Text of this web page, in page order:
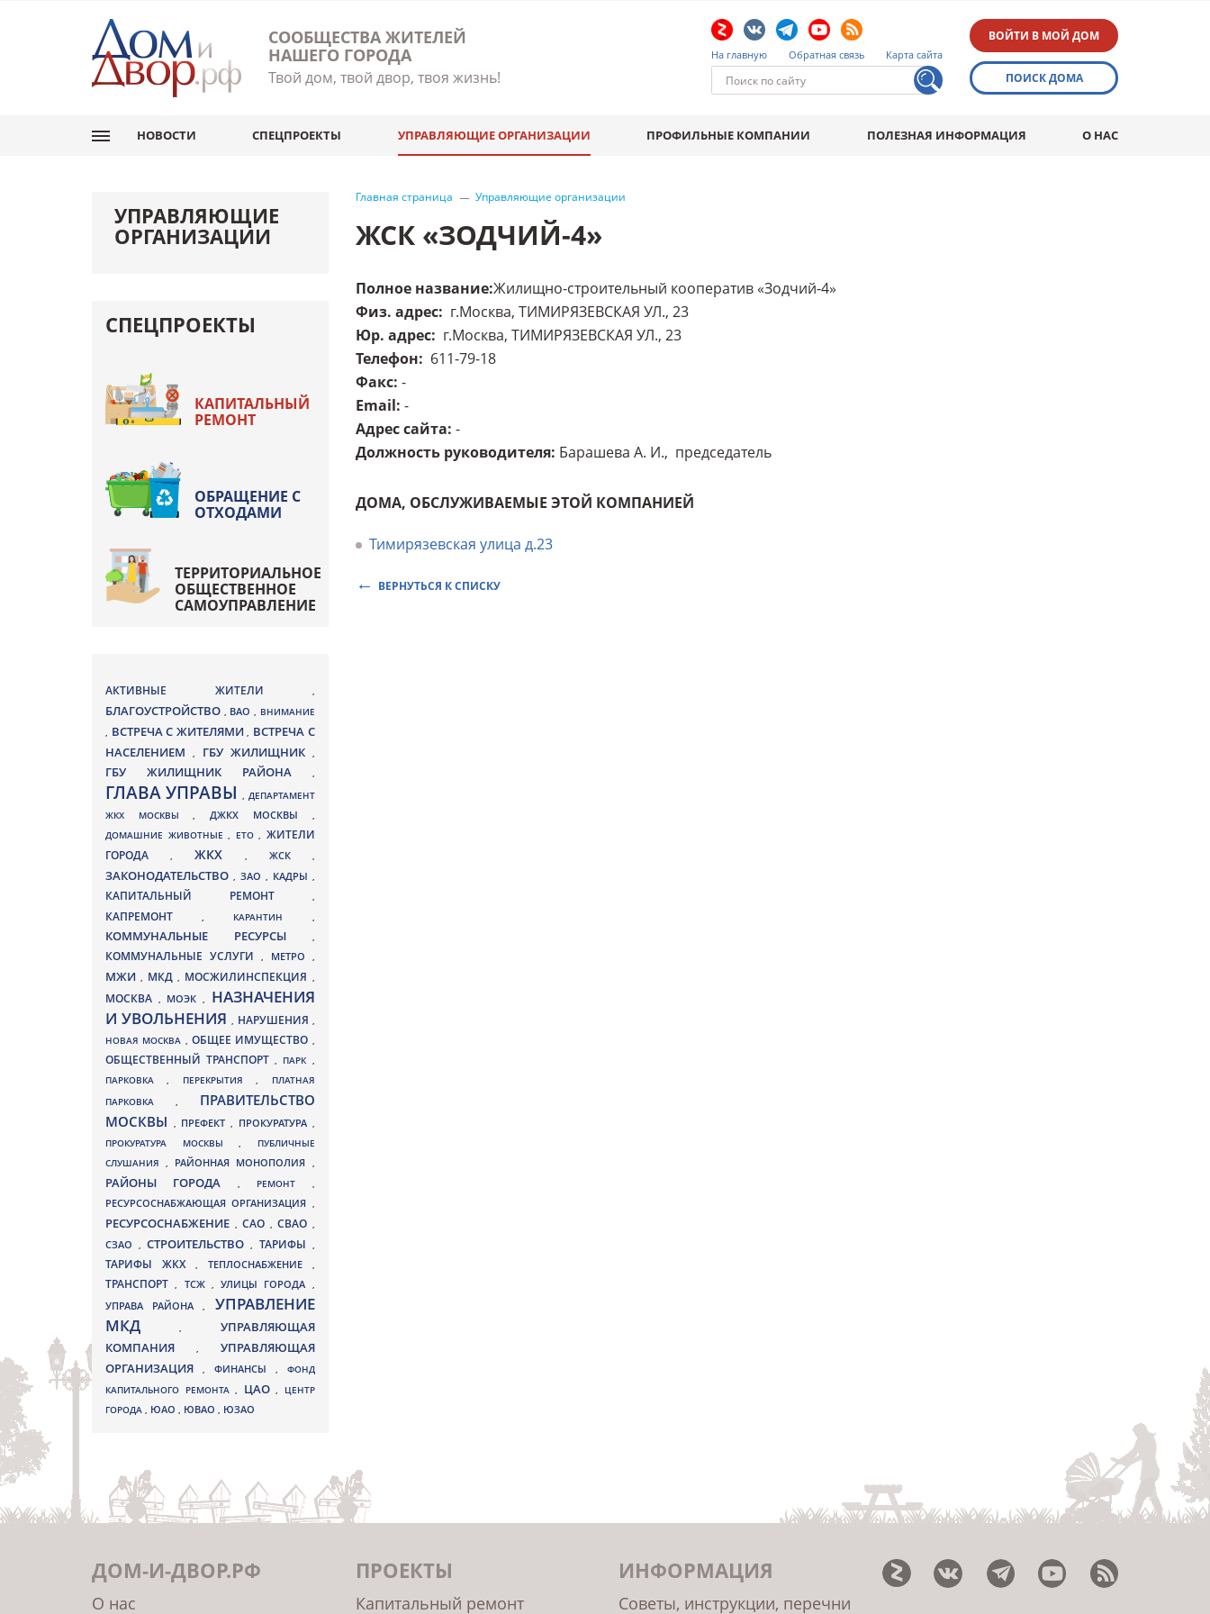
СООБЩЕСТВА ЖИТЕЛЕЙ
НАШЕГО ГОРОДА
Твой дом, твой двор, твоя жизнь!
На главную Обратная связь Карта сайта
ВОЙТИ В МОЙ ДОМ
ПОИСК ДОМА
НОВОСТИ СПЕЦПРОЕКТЫ УПРАВЛЯЮЩИЕ ОРГАНИЗАЦИИ ПРОФИЛЬНЫЕ КОМПАНИИ ПОЛЕЗНАЯ ИНФОРМАЦИЯ О НАС
Главная страница Управляющие организации
ЖСК «ЗОДЧИЙ-4»
Полное название:Жилищно-строительный кооператив «Зодчий-4»
Физ. адрес: г.Москва, ТИМИРЯЗЕВСКАЯ УЛ., 23
Юр. адрес: г.Москва, ТИМИРЯЗЕВСКАЯ УЛ., 23
Телефон: 611-79-18
Факс: -
Email: -
Адрес сайта: -
Должность руководителя: Барашева А. И., председатель
ДОМА, ОБСЛУЖИВАЕМЫЕ ЭТОЙ КОМПАНИЕЙ
Тимирязевская улица д.23
ВЕРНУТЬСЯ К СПИСКУ
УПРАВЛЯЮЩИЕ
ОРГАНИЗАЦИИ
СПЕЦПРОЕКТЫ
КАПИТАЛЬНЫЙ
РЕМОНТ
ОБРАЩЕНИЕ С
ОТХОДАМИ
ТЕРРИТОРИАЛЬНОЕ
ОБЩЕСТВЕННОЕ
САМОУПРАВЛЕНИЕ
АКТИВНЫЕ ЖИТЕЛИ ,
БЛАГОУСТРОЙСТВО , ВАО , ВНИМАНИЕ
, ВСТРЕЧА С ЖИТЕЛЯМИ, ВСТРЕЧА С
НАСЕЛЕНИЕМ
, ГБУ ЖИЛИЩНИК ,
ГБУ ЖИЛИЩНИК РАЙОНА ,
ГЛАВА УПРАВЫ, ДЕПАРТАМЕНТ
ЖКХ МОСКВЫ,ДЖКХ МОСКВЫ ,
ДОМАШНИЕ ЖИВОТНЫЕ , ЕТО , ЖИТЕЛИ
ГОРОДА
, ЖКХ , ЖСК ,
ЗАКОНОДАТЕЛЬСТВО , ЗАО , КАДРЫ ,
КАПИТАЛЬНЫЙ РЕМОНТ ,
КАПРЕМОНТ , КАРАНТИН ,
КОММУНАЛЬНЫЕ РЕСУРСЫ ,
КОММУНАЛЬНЫЕ УСЛУГИ , МЕТРО ,
МЖИ, МКД , МОСЖИЛИНСПЕКЦИЯ ,
МОСКВА , МОЭК ,
НАЗНАЧЕНИЯ
И УВОЛЬНЕНИЯ , НАРУШЕНИЯ ,
НОВАЯ МОСКВА , ОБЩЕЕ ИМУЩЕСТВО ,
ОБЩЕСТВЕННЫЙ ТРАНСПОРТ, ПАРК ,
ПАРКОВКА, ПЕРЕКРЫТИЯ,
ПЛАТНАЯ
ПАРКОВКА ,
ПРАВИТЕЛЬСТВО
МОСКВЫ , ПРЕФЕКТ, ПРОКУРАТУРА ,
ПРОКУРАТУРА МОСКВЫ ,
ПУБЛИЧНЫЕ
СЛУШАНИЯ, РАЙОННАЯ МОНОПОЛИЯ ,
РАЙОНЫ ГОРОДА , РЕМОНТ ,
РЕСУРСОСНАБЖАЮЩАЯ ОРГАНИЗАЦИЯ ,
РЕСУРСОСНАБЖЕНИЕ , САО , СВАО ,
СЗАО ,СТРОИТЕЛЬСТВО, ТАРИФЫ ,
ТАРИФЫ ЖКХ , ТЕПЛОСНАБЖЕНИЕ ,
ТРАНСПОРТ, ТСЖ , УЛИЦЫ ГОРОДА ,
УПРАВА РАЙОНА, УПРАВЛЕНИЕ
МКД, УПРАВЛЯЮЩАЯ
КОМПАНИЯ
, УПРАВЛЯЮЩАЯ
ОРГАНИЗАЦИЯ
, ФИНАНСЫ , ФОНД
КАПИТАЛЬНОГО РЕМОНТА , ЦАО ,
ЦЕНТР
ГОРОДА , ЮАО , ЮВАО , ЮЗАО
ДОМ-И-ДВОР.РФ
О нас
ПРОЕКТЫ
Капитальный ремонт
ИНФОРМАЦИЯ
Советы, инструкции, перечни